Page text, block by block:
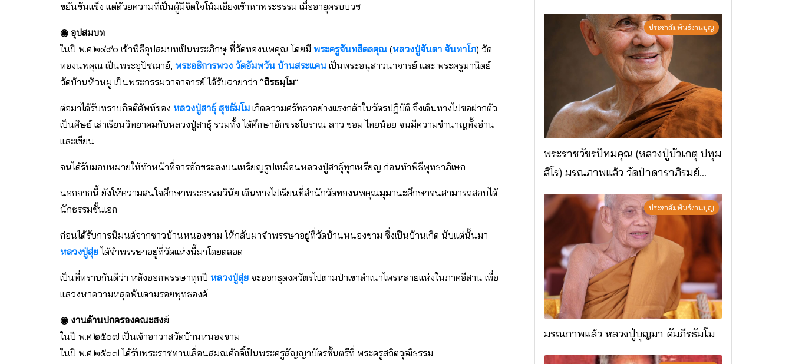
ขยันขันแข็ง แต่ด้วยความที่เป็นผู้มีจิตใจโน้มเอียงเข้าหาพระธรรม เมื่ออายุครบบวช
◉ อุปสมบท
ในปี พ.ศ.๒๔๙๐ เข้าพิธีอุปสมบทเป็นพระภิกษุ ที่วัดทองนพคุณ โดยมี พระครูจันทสีตลคุณ ​(หลวง​ปู่​จัน​ดา​ จัน​ทา​โภ)​ วัด
ทองนพคุณ เป็นพระอุปัชฌาย์, พระอธิการพวง วัดอัมพวัน บ้านสระแคน เป็นพระอนุสาวนาจารย์ และ พระครูมานิตย์
วัดบ้านหัวหมู เป็นพระกรรมวาจาจารย์ ได้รับฉายาว่า “ถิรธมฺโม”
ต่อมาได้รับทราบกิตติศัพท์ของ หลวงปู่สาธุ์ สุขธัมโม เกิดความศรัทธาอย่างแรงกล้าในวัตรปฏิบัติ จึงเดินทางไปขอฝากตัว
เป็นศิษย์ เล่าเรียนวิทยาคมกับหลวงปู่สาธุ์ รวมทั้ง ได้ศึกษาอักขระโบราณ ลาว ขอม ไทยน้อย จนมีความชำนาญทั้งอ่าน
และเขียน
จนได้รับมอบหมายให้ทำหน้าที่จารอักขระลงบนเหรียญรูปเหมือนหลวงปู่สาธุ์ทุกเหรียญ ก่อนทำพิธีพุทธาภิเษก
นอกจากนี้ ยังให้ความสนใจศึกษาพระธรรมวินัย เดินทางไปเรียนที่สำนักวัดทองนพคุณมุมานะศึกษาจนสามารถสอบได้
นักธรรมชั้นเอก
ก่อนได้รับการนิมนต์จากชาวบ้านหนองขาม ให้กลับมาจำพรรษาอยู่ที่วัดบ้านหนองขาม ซึ่งเป็นบ้านเกิด นับแต่นั้นมา
หลวงปู่สุ่ยได้จำพรรษาอยู่ที่วัดแห่งนี้มาโดยตลอด
เป็นที่ทราบกันดีว่า หลังออกพรรษาทุกปี หลวงปู่สุ่ย จะออกธุดงควัตรไปตามป่าเขาลำเนาไพรหลายแห่งในภาคอีสาน เพื่อ
แสวงหาความหลุดพ้นตามรอยพุทธองค์
◉ งานด้านปกครองคณะสงฆ์
ในปี พ.ศ.๒๕๐๗ เป็นเจ้าอาวาสวัดบ้านหนองขาม
ในปี พ.ศ.๒๕๓๗ ได้รับพระราชทานเลื่อนสมณศักดิ์เป็นพระครูสัญญาบัตรชั้นตรีที่ พระครูสถิตวุฒิธรรม
ประชาสัมพันธ์งานบุญ
พระราชวัชรปัทมคุณ (หลวงปู่บัวเกตุ ปทุม
สิโร) มรณภาพแล้ว วัดป่าดาราภิรมย์
อ.แม่ริม จ.เชียงใหม่
ประชาสัมพันธ์งานบุญ
มรณภาพแล้ว หลวงปู่บุญมา คัมภีรธัมโม